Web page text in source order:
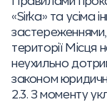
«Sirka» та усіма
території Місця
неухильно
законом
2.3. З моменту